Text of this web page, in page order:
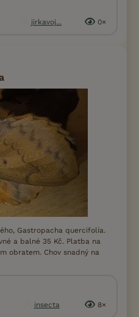
jirkavoj... 0×
Gastropacha quercifolia.
a balné 35 Kč. Platba na
obratem. Chov snadný na
insecta 8×